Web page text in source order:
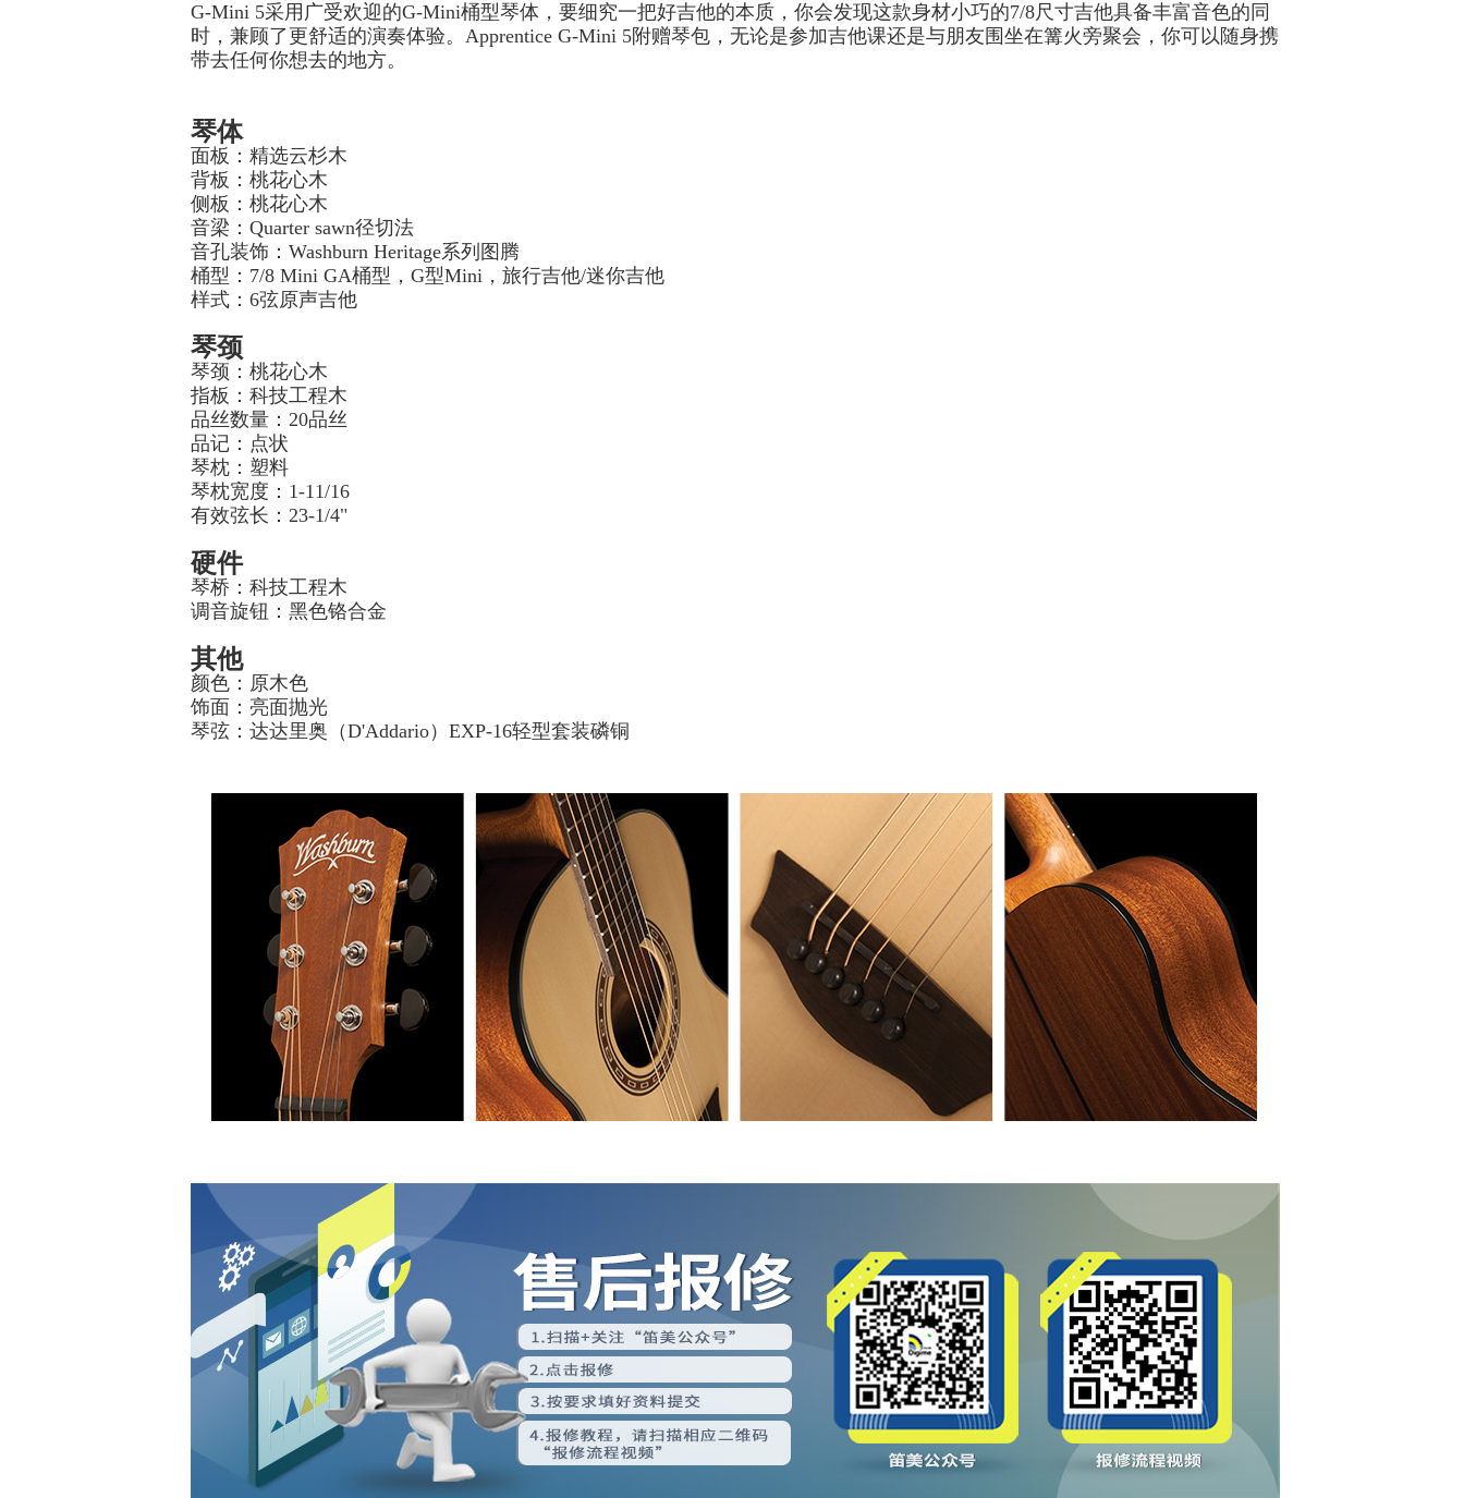
G-Mini 5采用广受欢迎的G-Mini桶型琴体，要细究一把好吉他的本质，你会发现这款身材小巧的7/8尺寸吉他具备丰富音色的同
时，兼顾了更舒适的演奏体验。Apprentice G-Mini 5附赠琴包，无论是参加吉他课还是与朋友围坐在篝火旁聚会，你可以随身携
带去任何你想去的地方。
琴体
面板：精选云杉木
背板：桃花心木
侧板：桃花心木
音梁：Quarter sawn径切法
音孔装饰：Washburn Heritage系列图腾
桶型：7/8 Mini GA桶型，G型Mini，旅行吉他/迷你吉他
样式：6弦原声吉他
琴颈
琴颈：桃花心木
指板：科技工程木
品丝数量：20品丝
品记：点状
琴枕：塑料
琴枕宽度：1-11/16
有效弦长：23-1/4"
硬件
琴桥：科技工程木
调音旋钮：黑色铬合金
其他
颜色：原木色
饰面：亮面抛光
琴弦：达达里奥（D'Addario）EXP-16轻型套装磷铜